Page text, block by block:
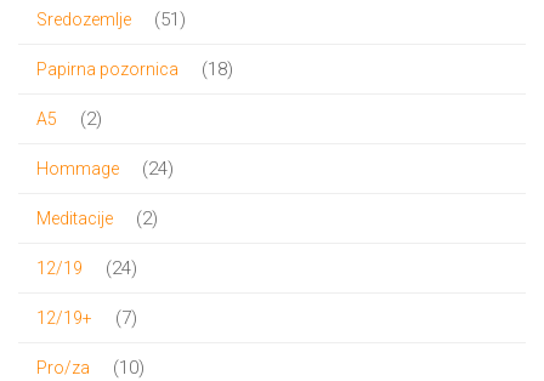
Sredozemlje 51 51
Papirna pozornica 1818
A5 22
Hommage 2424
Meditacije 22
12/19 2424
12/19+ 77
Pro/za 1010